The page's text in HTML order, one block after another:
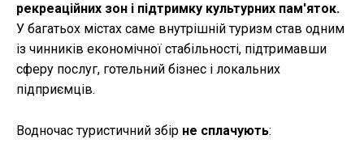
рекреаційних зон і підтримку культурних пам'яток.
У багатьох містах саме внутрішній туризм став одним
із чинників економічної стабільності, підтримавши
сферу послуг, готельний бізнес і локальних
підприємців.
Водночас туристичний збір не сплачують: